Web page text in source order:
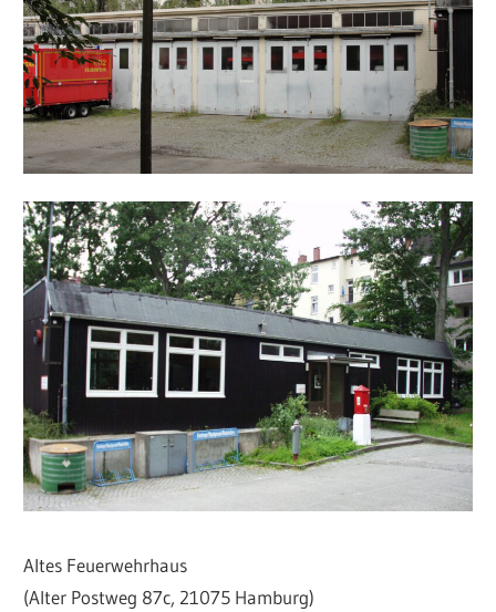
Altes Feuerwehrhaus
(Alter Postweg 87c, 21075 Hamburg)